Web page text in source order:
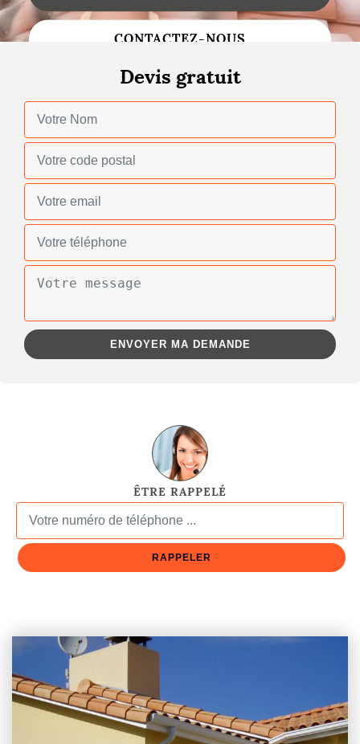
Changement de toiture
Gouttières
Réparation de toiture
CONTACTEZ-NOUS
Devis gratuit
ÊTRE RAPPELÉ